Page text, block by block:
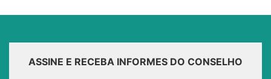
ASSINE E RECEBA INFORMES DO CONSELHO